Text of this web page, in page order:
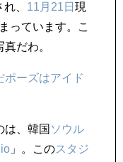
、 11月21日 現
っています。こ
真だわ。
ポーズはアイド
は、韓国 ソウル
」。このスタジ